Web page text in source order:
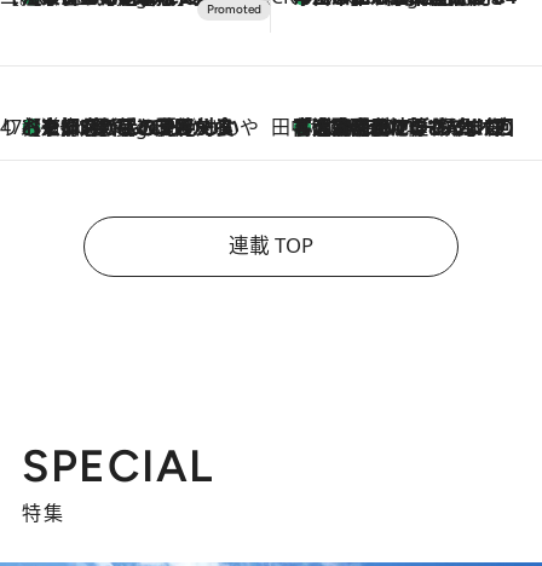
47都道府県の手みやげ ひんやりスイーツで夏を満喫
9 Hours Ago
【京都府】この夏絶対食べたい 冷やしておいしいおやつ3選 ひと口目から心を掴む新緑のテリーヌ 田中稲の勝手に再ブーム
2026.8.7
「湘南乃風に憧れて」観客大盛上がりの“タオル回し”に、ラッパー顔負けの高速歌唱まで…さだまさし（74）のアグレッシブすぎる現在地
連載 TOP
SPECIAL
特集